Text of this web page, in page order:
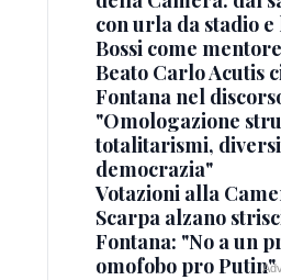
con urla da stadio
Bossi come mentore
Beato Carlo Acutis
Fontana nel
"Omologazione
totalitarismi,
democrazia"
Votazioni alla
Scarpa alzano
Fontana: "No a un
omofobo pro Putin"